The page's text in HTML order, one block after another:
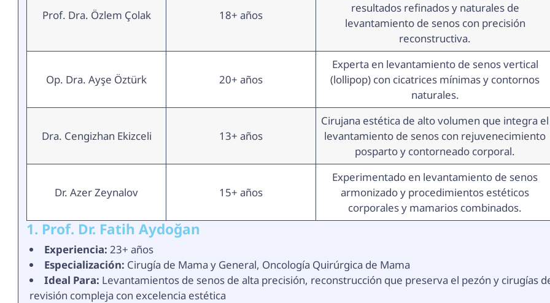
Prof. Dra. Özlem Çolak 18+ años
resultados refinados y naturales de
levantamiento de senos con precisión
reconstructiva.
Op. Dra. Ayşe Öztürk 20+ años
Experta en levantamiento de senos vertical
(lollipop) con cicatrices mínimas y contornos
naturales.
Dra. Cengizhan Ekizceli 13+ años
Cirujana estética de alto volumen que integra el
levantamiento de senos con rejuvenecimiento
posparto y contorneado corporal.
Dr. Azer Zeynalov 15+ años
Experimentado en levantamiento de senos
armonizado y procedimientos estéticos
corporales y mamarios combinados.
1. Prof. Dr. Fatih Aydoğan
Experiencia: 23+ años
Especialización: Cirugía de Mama y General, Oncología Quirúrgica de Mama
Ideal Para: Levantamientos de senos de alta precisión, reconstrucción que preserva el pezón y cirugías
revisión compleja con excelencia estética